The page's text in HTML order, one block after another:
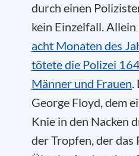
durch einen
kein Einzelfall. Allein
acht Monaten des
tötete die Polizei
Männer und Frauen.
George Floyd, dem
Knie in den Nacken
der Tropfen, der das